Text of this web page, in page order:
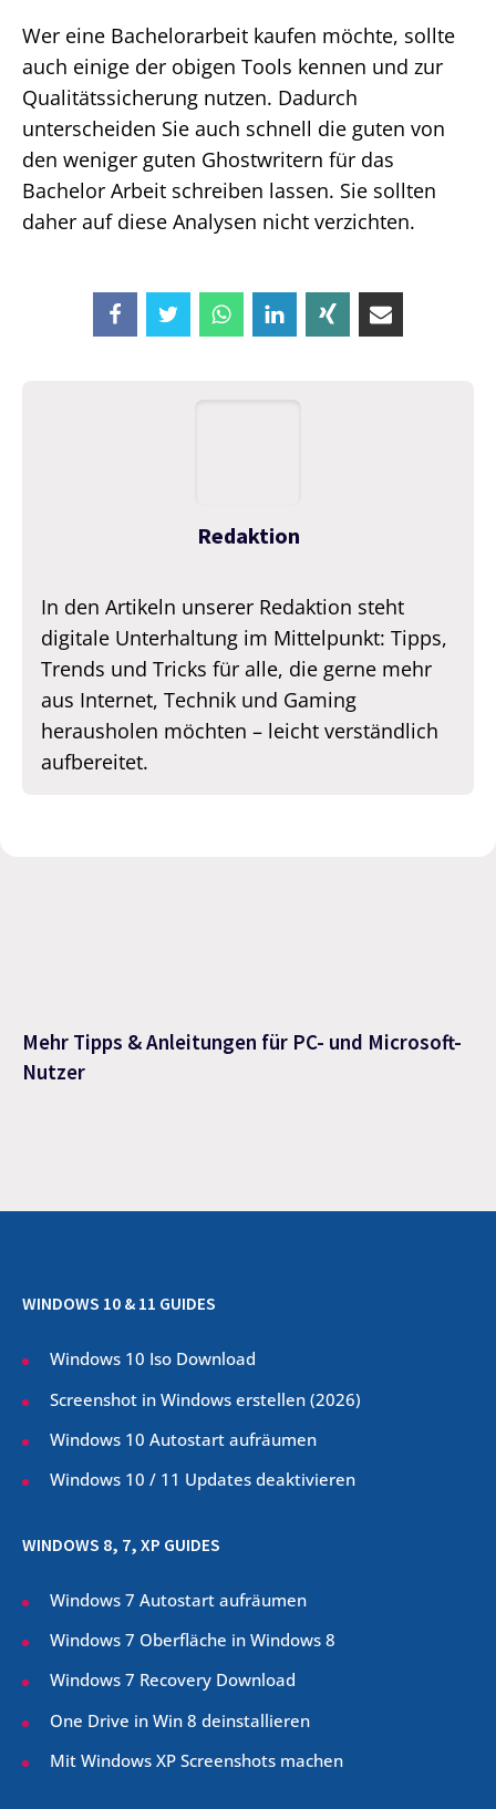
Wer eine Bachelorarbeit kaufen möchte, sollte
auch einige der obigen Tools kennen und zur
Qualitätssicherung nutzen. Dadurch
unterscheiden Sie auch schnell die guten von
den weniger guten Ghostwritern für das
Bachelor Arbeit schreiben lassen. Sie sollten
daher auf diese Analysen nicht verzichten.
Redaktion
In den Artikeln unserer Redaktion steht
digitale Unterhaltung im Mittelpunkt: Tipps,
Trends und Tricks für alle, die gerne mehr
aus Internet, Technik und Gaming
herausholen möchten – leicht verständlich
aufbereitet.
Mehr Tipps & Anleitungen für PC- und Microsoft-
Nutzer
WINDOWS 10 & 11 GUIDES
Windows 10 Iso Download
Screenshot in Windows erstellen (2026)
Windows 10 Autostart aufräumen
Windows 10 / 11 Updates deaktivieren
WINDOWS 8, 7, XP GUIDES
Windows 7 Autostart aufräumen
Windows 7 Oberfläche in Windows 8
Windows 7 Recovery Download
One Drive in Win 8 deinstallieren
Mit Windows XP Screenshots machen